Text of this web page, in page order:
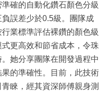
確的自動化鑽石顏色分級
誤差少於0.5級。團隊成
業標準評估裸鑽的顏色級
更高效和節省成本，令珠
她分享團隊在開發過程中
的準確性。目前，此技術
睞，經其資深師傅親身測